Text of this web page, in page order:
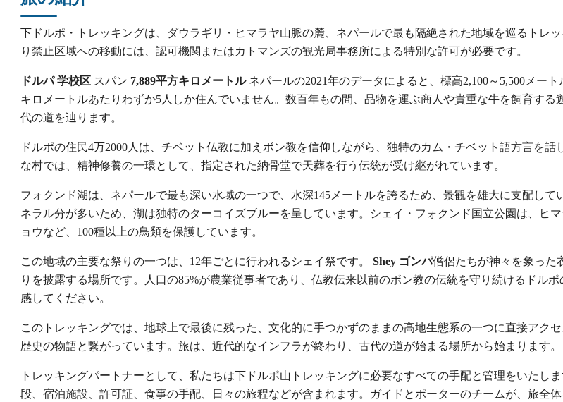
下ドルポ・トレッキングは、ダウラギリ・ヒマラヤ山脈の麓、ネパールで最も隔絶された地域を巡るトレ
り禁止区域への移動には、認可機関またはカトマンズの観光局事務所による特別な許可が必要です。
ドルパ 学校区 スパン 7,889平方キロメートルネパールの2021年のデータによると、標高2,100～5,500メー
キロメートルあたりわずか5人しか住んでいません。数百年もの間、品物を運ぶ商人や貴重な牛を飼育する
代の道を辿ります。
ドルポの住民4万2000人は、チベット仏教に加えボン教を信仰しながら、独特のカム・チベット語方言を話
な村では、精神修養の一環として、指定された納骨堂で天葬を行う伝統が受け継がれています。
フォクンド湖は、ネパールで最も深い水域の一つで、水深145メートルを誇るため、景観を雄大に支配して
ネラル分が多いため、湖は独特のターコイズブルーを呈しています。シェイ・フォクンド国立公園は、ヒ
ョウなど、100種以上の鳥類を保護しています。
この地域の主要な祭りの一つは、12年ごとに行われるシェイ祭です。 Shey ゴンパ僧侶たちが神々を象った
りを披露する場所です。人口の85%が農業従事者であり、仏教伝来以前のボン教の伝統を守り続けるドル
感してください。
このトレッキングでは、地球上で最後に残った、文化的に手つかずのままの高地生態系の一つに直接アク
歴史の物語と繋がっています。旅は、近代的なインフラが終わり、古代の道が始まる場所から始まります。
トレッキングパートナーとして、私たちは下ドルポ山トレッキングに必要なすべての手配と管理をいたし
段、宿泊施設、許可証、食事の手配、日々の旅程などが含まれます。ガイドとポーターのチームが、旅全